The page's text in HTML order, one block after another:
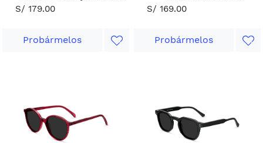
S/ 179.00
Probármelos
S/ 169.00
Probármelos